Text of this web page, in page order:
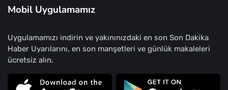
Mobil Uygulamamız
Uygulamamızı indirin ve yakınınızdaki en son Son Dakika
Haber Uyarılarını, en son manşetleri ve günlük makaleleri
ücretsiz alın.